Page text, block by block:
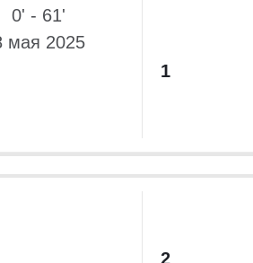
0' - 61'
мая 2025
1
2